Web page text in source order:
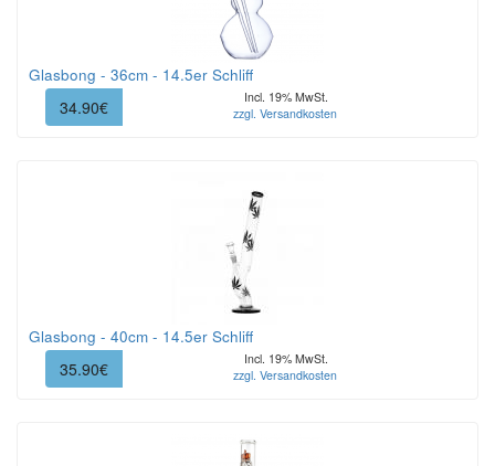
Glasbong - 36cm - 14.5er Schliff
34.90€
Incl. 19% MwSt.
zzgl. Versandkosten
Glasbong - 40cm - 14.5er Schliff
35.90€
Incl. 19% MwSt.
zzgl. Versandkosten